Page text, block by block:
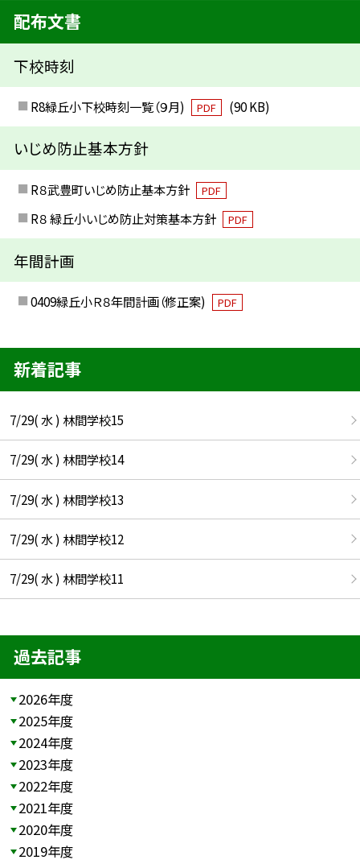
配布文書
下校時刻
R8緑丘小下校時刻一覧（９月) PDF (90 KB)
いじめ防止基本方針
R８武豊町いじめ防止基本方針 PDF
R８ 緑丘小いじめ防止対策基本方針 PDF
年間計画
0409緑丘小Ｒ８年間計画（修正案) PDF
新着記事
7/29( 水 ) 林間学校15
7/29( 水 ) 林間学校14
7/29( 水 ) 林間学校13
7/29( 水 ) 林間学校12
7/29( 水 ) 林間学校11
過去記事
2026年度
2025年度
2024年度
2023年度
2022年度
2021年度
2020年度
2019年度